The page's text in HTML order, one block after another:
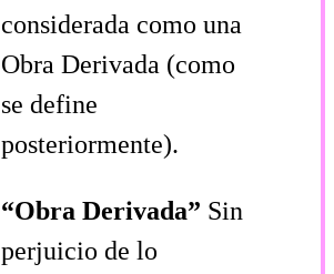
considerada como una
Obra Derivada (como
se define
posteriormente).
“Obra Derivada” Sin
perjuicio de lo